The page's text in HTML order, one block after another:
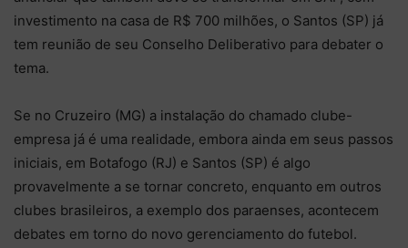
investimento na casa de R$ 700 milhões, o Santos (SP) já
tem reunião de seu Conselho Deliberativo para debater o
tema.
Se no Cruzeiro (MG) a instalação do chamado clube-
empresa já é uma realidade, embora ainda em seus passos
iniciais, em Botafogo (RJ) e Santos (SP) é algo
provavelmente a se tornar concreto, enquanto em outros
clubes brasileiros, a exemplo dos paraenses, acontecem
debates em torno do novo gerenciamento do futebol.